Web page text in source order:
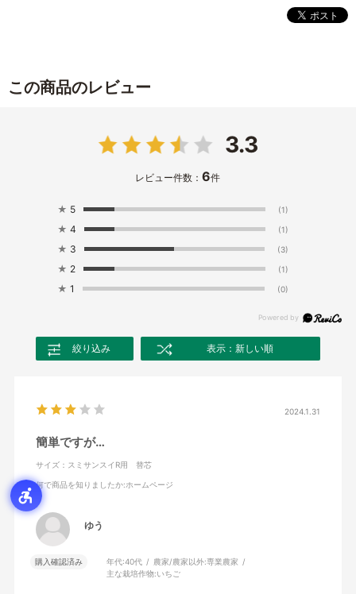
この商品のレビュー
3.3
レビュー件数：6件
★ 5 (1)
★ 4 (1)
★ 3 (3)
★ 2 (1)
★ 1 (0)
絞り込み 表示：新しい順
2024.1.31
簡単ですが…
サイズ：スミサンスイR用 替芯
何で商品を知りましたか:ホームページ
ゆう
購入確認済み 年代:40代 農家/農家以外:専業農家
主な栽培作物:いちご